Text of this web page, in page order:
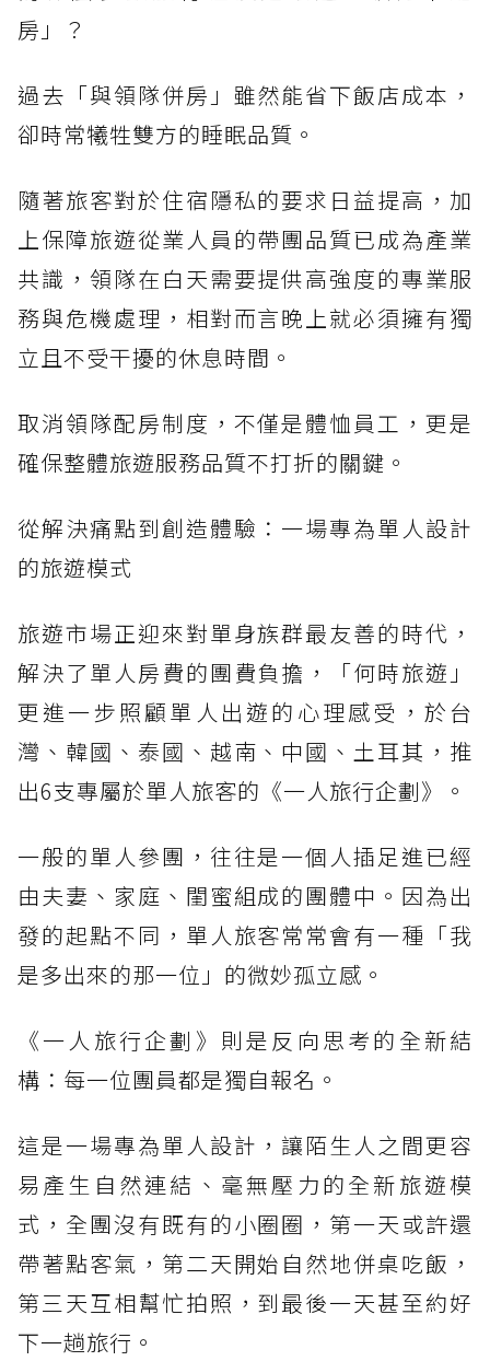
房」？
過去「與領隊併房」雖然能省下飯店成本，
卻時常犧牲雙方的睡眠品質。
隨著旅客對於住宿隱私的要求日益提高，加
上保障旅遊從業人員的帶團品質已成為產業
共識，領隊在白天需要提供高強度的專業服
務與危機處理，相對而言晚上就必須擁有獨
立且不受干擾的休息時間。
取消領隊配房制度，不僅是體恤員工，更是
確保整體旅遊服務品質不打折的關鍵。
從解決痛點到創造體驗：一場專為單人設計
的旅遊模式
旅遊市場正迎來對單身族群最友善的時代，
解決了單人房費的團費負擔，「何時旅遊」
更進一步照顧單人出遊的心理感受，於台
灣、韓國、泰國、越南、中國、土耳其，推
出6支專屬於單人旅客的《一人旅行企劃》。
一般的單人參團，往往是一個人插足進已經
由夫妻、家庭、閨蜜組成的團體中。因為出
發的起點不同，單人旅客常常會有一種「我
是多出來的那一位」的微妙孤立感。
《一人旅行企劃》則是反向思考的全新結
構：每一位團員都是獨自報名。
這是一場專為單人設計，讓陌生人之間更容
易產生自然連結、毫無壓力的全新旅遊模
式，全團沒有既有的小圈圈，第一天或許還
帶著點客氣，第二天開始自然地併桌吃飯，
第三天互相幫忙拍照，到最後一天甚至約好
下一趟旅行。